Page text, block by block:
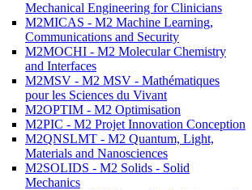
Mechanical Engineering for Clinicians
M2MICAS - M2 Machine Learning,
Communications and Security
M2MOCHI - M2 Molecular Chemistry
and Interfaces
M2MSV - M2 MSV - Mathématiques
pour les Sciences du Vivant
M2OPTIM - M2 Optimisation
M2PIC - M2 Projet Innovation Conception
M2QNSLMT - M2 Quantum, Light,
Materials and Nanosciences
M2SOLIDS - M2 Solids - Solid
Mechanics